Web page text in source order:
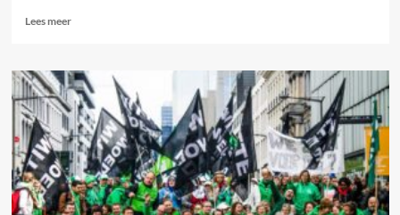
Lees meerLees
Werk,
zwijg
en
sterf?
Neen!
Organiseer,
vecht
en
win!